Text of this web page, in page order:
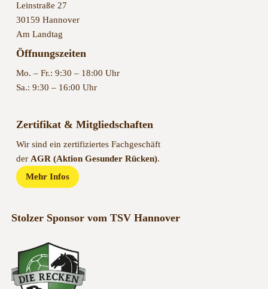
Leinstraße 27
30159 Hannover
Am Landtag
Öffnungszeiten
Mo. – Fr.: 9:30 – 18:00 Uhr
Sa.: 9:30 – 16:00 Uhr
Zertifikat & Mitgliedschaften
Wir sind ein zertifiziertes Fachgeschäft
der AGR (Aktion Gesunder Rücken).
Mehr Infos
Stolzer Sponsor vom TSV Hannover